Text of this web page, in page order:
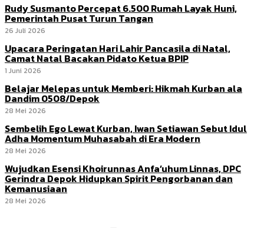
Rudy Susmanto Percepat 6.500 Rumah Layak Huni,
Pemerintah Pusat Turun Tangan
26 Juli 2026
Upacara Peringatan Hari Lahir Pancasila di Natal,
Camat Natal Bacakan Pidato Ketua BPIP
1 Juni 2026
Belajar Melepas untuk Memberi: Hikmah Kurban ala
Dandim 0508/Depok
28 Mei 2026
Sembelih Ego Lewat Kurban, Iwan Setiawan Sebut Idul
Adha Momentum Muhasabah di Era Modern
28 Mei 2026
Wujudkan Esensi Khoirunnas Anfa’uhum Linnas, DPC
Gerindra Depok Hidupkan Spirit Pengorbanan dan
Kemanusiaan
28 Mei 2026